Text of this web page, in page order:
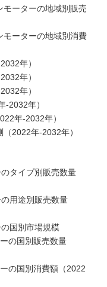
ーターの地域別販売
ーターの地域別消費
年）
年）
年）
-2032年）
年-2032年）
2022年-2032年）
タイプ別販売数量
用途別販売数量
国別市場規模
の国別販売数量
の国別消費額（2022